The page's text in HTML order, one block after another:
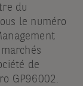
du
le numéro
de
GP96002.